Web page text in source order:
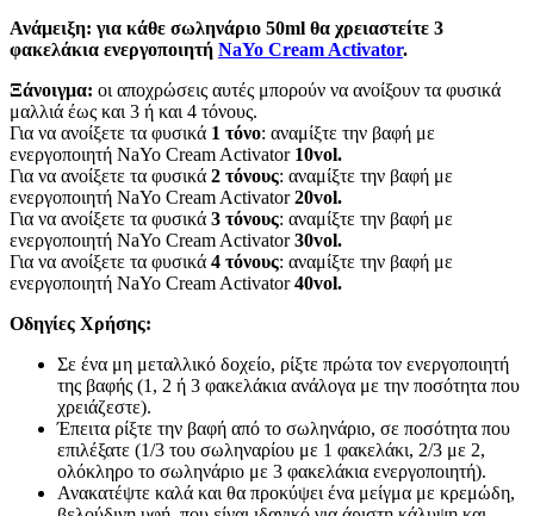
Ανάμειξη: για κάθε σωληνάριο 50ml θα χρειαστείτε 3
φακελάκια ενεργοποιητή NaYo Cream Activator.
Ξάνοιγμα: οι αποχρώσεις αυτές μπορούν να ανοίξουν τα φυσικά
μαλλιά έως και 3 ή και 4 τόνους.
Για να ανοίξετε τα φυσικά 1 τόνο: αναμίξτε την βαφή με
ενεργοποιητή NaYo Cream Activator 10vol.
Για να ανοίξετε τα φυσικά 2 τόνους: αναμίξτε την βαφή με
ενεργοποιητή NaYo Cream Activator20vol.
Για να ανοίξετε τα φυσικά 3 τόνους: αναμίξτε την βαφή με
ενεργοποιητή NaYo Cream Activator30vol.
Για να ανοίξετε τα φυσικά 4 τόνους: αναμίξτε την βαφή με
ενεργοποιητή NaYo Cream Activator40vol.
Οδηγίες Χρήσης:
Σε ένα μη μεταλλικό δοχείο, ρίξτε πρώτα τον ενεργοποιητή
της βαφής (1, 2 ή 3 φακελάκια ανάλογα με την ποσότητα που
χρειάζεστε).
Έπειτα ρίξτε την βαφή από το σωληνάριο, σε ποσότητα που
επιλέξατε (1/3 του σωληναρίου με 1 φακελάκι, 2/3 με 2,
ολόκληρο το σωληνάριο με 3 φακελάκια ενεργοποιητή).
Ανακατέψτε καλά και θα προκύψει ένα μείγμα με κρεμώδη,